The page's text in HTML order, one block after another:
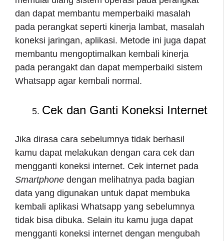
dan dapat membantu memperbaiki masalah
pada perangkat seperti kinerja lambat, masalah
koneksi jaringan, aplikasi. Metode ini juga dapat
membantu mengoptimalkan kembali kinerja
pada perangakt dan dapat memperbaiki sistem
Whatsapp agar kembali normal.
Cek dan Ganti Koneksi Internet
Jika dirasa cara sebelumnya tidak berhasil
kamu dapat melakukan dengan cara cek dan
mengganti koneksi internet. Cek internet pada
Smartphone dengan melihatnya pada bagian
data yang digunakan untuk dapat membuka
kembali aplikasi Whatsapp yang sebelumnya
tidak bisa dibuka. Selain itu kamu juga dapat
mengganti koneksi internet dengan mengubah